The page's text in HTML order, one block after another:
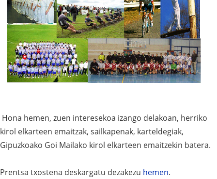
Hona hemen, zuen interesekoa izango delakoan, herriko
kirol elkarteen emaitzak, sailkapenak, karteldegiak,
Gipuzkoako Goi Mailako kirol elkarteen emaitzekin batera.
Prentsa txostena deskargatu dezakezu hemen.